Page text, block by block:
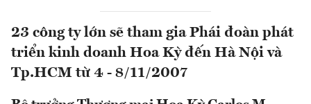
23 công ty lớn sẽ tham gia Phái đoàn phát
triển kinh doanh Hoa Kỳ đến Hà Nội và
Tp.HCM từ 4 - 8/11/2007